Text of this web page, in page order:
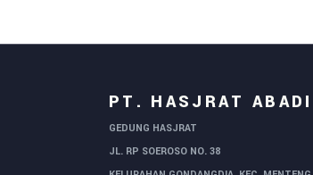
PT. HASJRAT ABADI
GEDUNG HASJRAT
JL. RP SOEROSO NO. 38